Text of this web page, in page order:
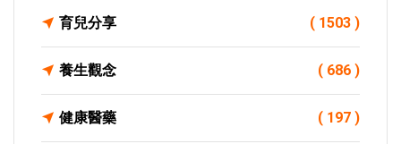
育兒分享 ( 1503 )
養生觀念 ( 686 )
健康醫藥 ( 197 )